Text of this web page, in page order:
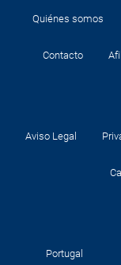
Quiénes somos
Contacto
Aviso Legal
Portugal